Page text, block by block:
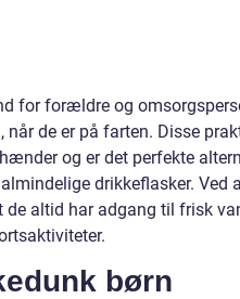
for forældre og
når de er på farten. Disse
og er det perfekte
drikkeflasker. Ved
de altid har adgang til frisk
børn